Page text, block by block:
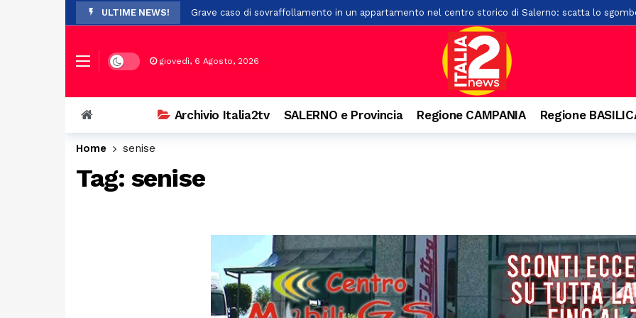
ULTIME NEWS! Grave caso di sovraffollamento in un appartamento nel centro storico di Salerno: scatta lo
Ospedale di Agropoli, incontro in Regione: si accelera sul ritorno del pronto soccorso
Controllo del vicinato: nuovi protocolli tra Prefettura di Salerno ed i comuni di Albanella e Altavilla
In Basilicata, arrivano 61 nuovi carabinieri: rinforzati i presidi di Potenza e Matera
Lega, nominati i nuovi commissari cittadini in provincia di Salerno: ecco tutti gli incarichi
Dark mode giovedì, 6 Agosto, 2026
Archivio Italia2tv SALERNO e Provincia Regione CAMPANIA Regione
Home senise
Tag: senise